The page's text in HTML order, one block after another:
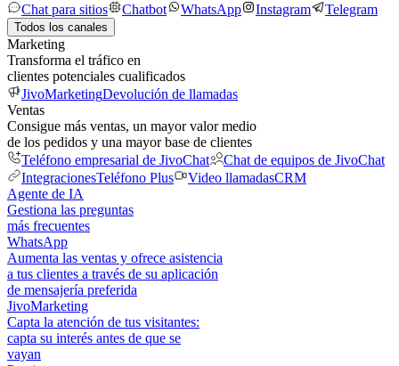
Chat para sitios
Chatbot WhatsApp Instagram Telegram
Todos los canales
Marketing
Transforma el tráfico en
clientes potenciales cualificados
JivoMarketingDevolución de llamadas
Ventas
Consigue más ventas, un mayor valor medio
de los pedidos y una mayor base de clientes
Teléfono empresarial de JivoChat
Chat de equipos de JivoChat
IntegracionesTeléfono Plus Video llamadasCRM
Agente de IA
Gestiona las preguntas
más frecuentes
WhatsApp
Aumenta las ventas y ofrece asistencia
a tus clientes a través de su aplicación
de mensajería preferida
JivoMarketing
Capta la atención de tus visitantes:
capta su interés antes de que se
vayan